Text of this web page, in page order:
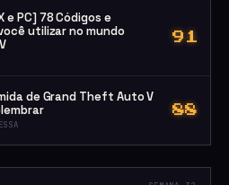
e PC] 78 Códigos e
utilizar no mundo
91
de Grand Theft Auto V
88